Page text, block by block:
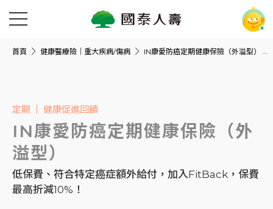
首頁 健康醫療險｜重大疾病/傷病 IN康愛防癌定期健康保險（外溢型）
定期 健康促進回饋
IN康愛防癌定期健康保險（外
溢型）
低保費、符合特定癌症額外給付，加入FitBack，保費
最高折減10%！